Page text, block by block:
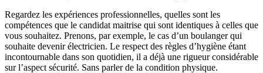
Regardez les expériences professionnelles, quelles sont les
compétences que le candidat maitrise qui sont identiques à celles que
vous souhaitez. Prenons, par exemple, le cas d’un boulanger qui
souhaite devenir électricien. Le respect des règles d’hygiène étant
incontournable dans son quotidien, il a déjà une rigueur considérable
sur l’aspect sécurité. Sans parler de la condition physique.